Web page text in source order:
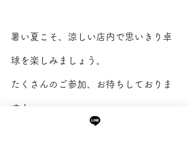
暑い夏こそ、涼しい店内で思いきり卓
球を楽しみましょう。
たくさんのご参加、お待ちしておりま
す！